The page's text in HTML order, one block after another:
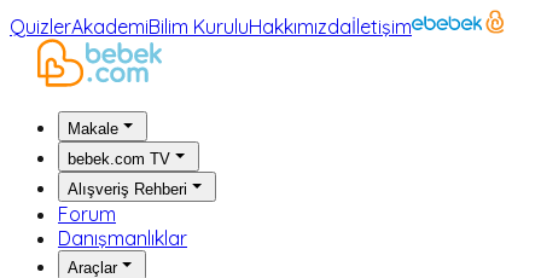
QuizlerAkademiBilim KuruluHakkımızdaİletişim
Makale
bebek.com TV
Alışveriş Rehberi
Forum
Danışmanlıklar
Araçlar